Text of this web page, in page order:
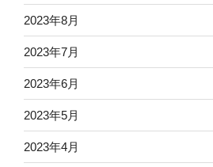
2023年8月
2023年7月
2023年6月
2023年5月
2023年4月